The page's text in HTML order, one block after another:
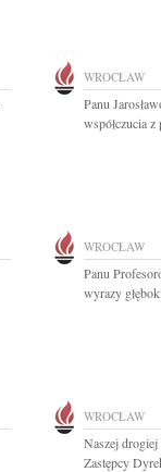
WROCŁAW
Panu
współczucia
WROCŁAW
Panu
wyrazy
WROCŁAW
Naszej
Zastępcy